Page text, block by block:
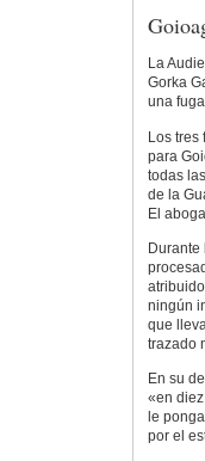
La
Gorka
una
Los tres
para
todas
de la
El
Durante
ningún
que
trazado
En su
«en
le
por el